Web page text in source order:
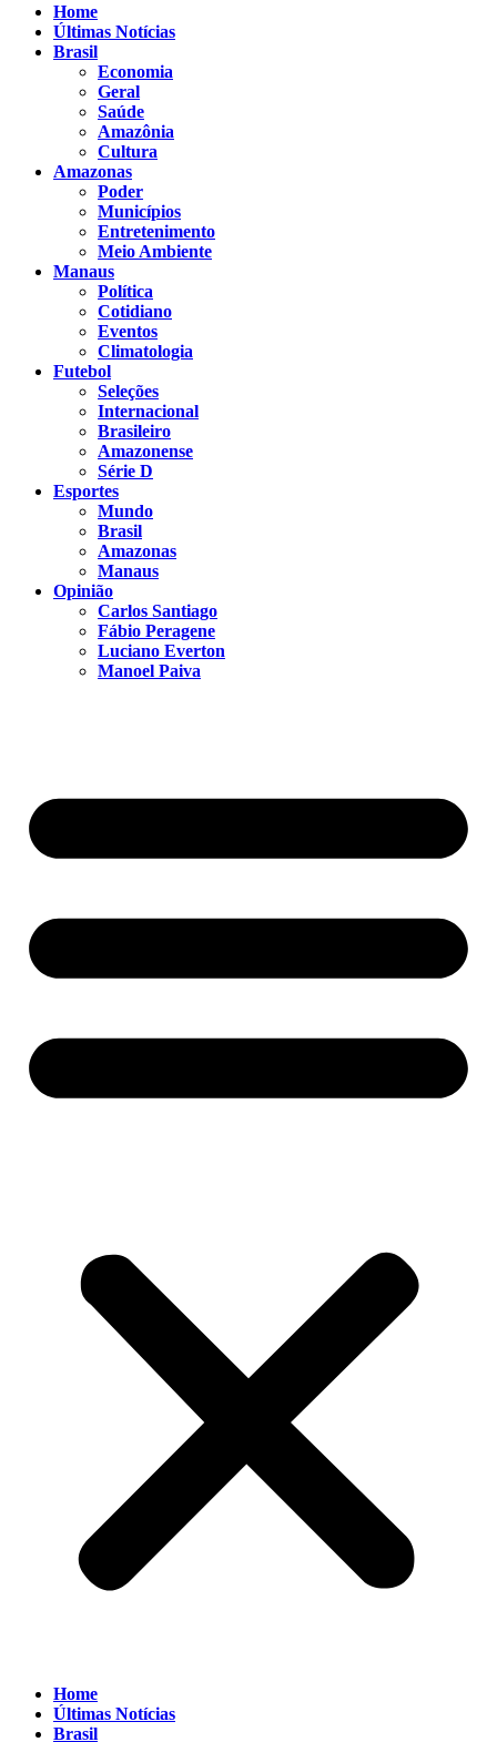
Home
Últimas Notícias
Brasil
Economia
Geral
Saúde
Amazônia
Cultura
Amazonas
Poder
Municípios
Entretenimento
Meio Ambiente
Manaus
Política
Cotidiano
Eventos
Climatologia
Futebol
Seleções
Internacional
Brasileiro
Amazonense
Série D
Esportes
Mundo
Brasil
Amazonas
Manaus
Opinião
Carlos Santiago
Fábio Peragene
Luciano Everton
Manoel Paiva
Home
Últimas Notícias
Brasil